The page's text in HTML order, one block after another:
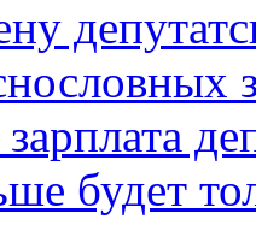
будет